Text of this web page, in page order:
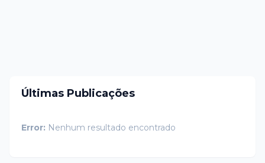
Últimas Publicações
Error: Nenhum resultado encontrado